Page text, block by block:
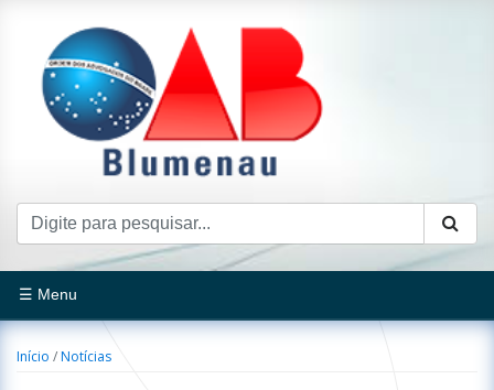
☰ Menu
Início /Notícias